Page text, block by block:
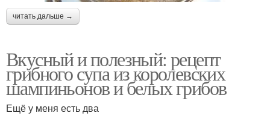
читать дальше →
Вкусный и полезный: рецепт
грибного супа из королевских
шампиньонов и белых грибов
Ещё у меня есть два